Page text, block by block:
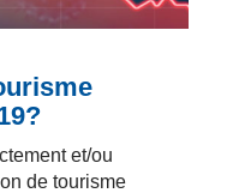
et/ou
de tourisme